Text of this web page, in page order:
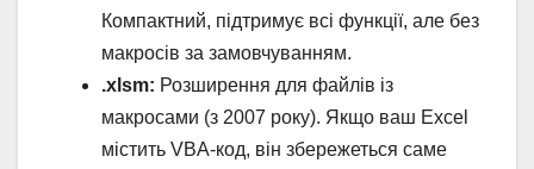
Компактний, підтримує всі функції, але без
макросів за замовчуванням.
.xlsm: Розширення для файлів із
макросами (з 2007 року). Якщо ваш Excel
містить VBA-код, він збережеться саме